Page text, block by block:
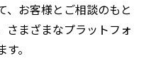
、お客様とご相談のもと
さまざまなプラットフォ
。